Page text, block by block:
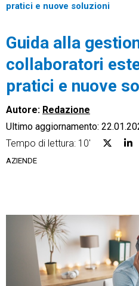
Ecommerce
Email Marketing
Financial Solutions
Trust Services
pratici e nuove soluzioni
Guida alla
collaboratori
pratici e nuove
Autore: Redazione
Ultimo aggiornamento:
Tempo di lettura: 10'
AZIENDE